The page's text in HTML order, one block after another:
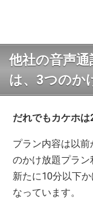
他社の音声
は、3つのか
だれでもカケホは
プラン内容は以前
のかけ放題プラン
新たに10分以下
なっています。